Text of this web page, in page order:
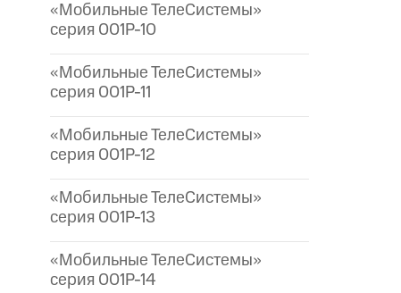
«Мобильные ТелеСистемы»
серия 001P-10
«Мобильные ТелеСистемы»
серия 001P-11
«Мобильные ТелеСистемы»
серия 001P-12
«Мобильные ТелеСистемы»
серия 001P-13
«Мобильные ТелеСистемы»
серия 001P-14